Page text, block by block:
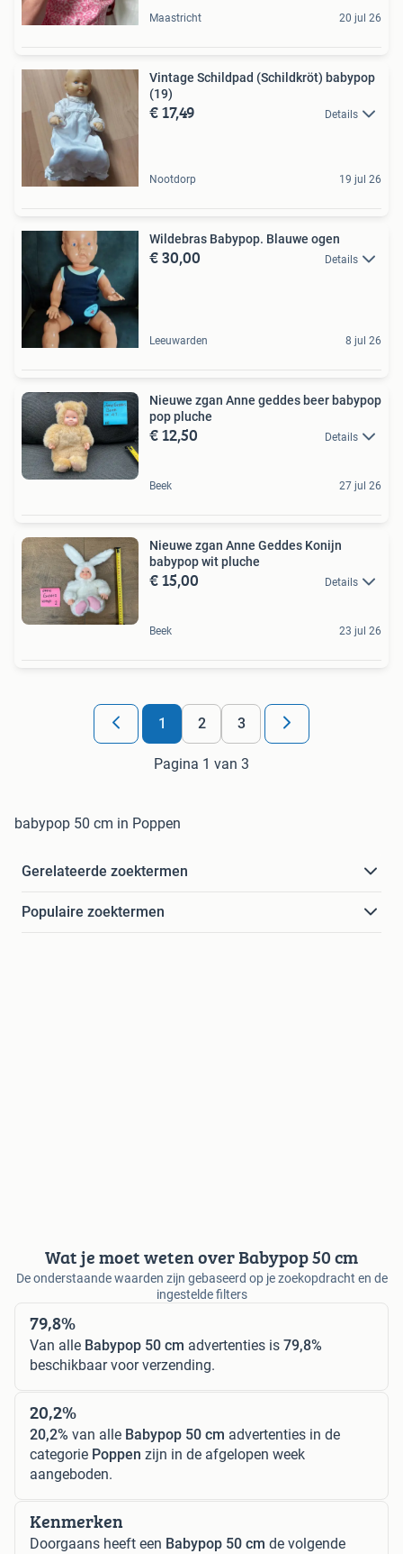
Maastricht 20 jul 26
Vintage Schildpad (Schildkröt) babypop
(19)
€ 17,49 Details
Nootdorp 19 jul 26
Wildebras Babypop. Blauwe ogen
€ 30,00 Details
Leeuwarden 8 jul 26
Nieuwe zgan Anne geddes beer babypop
pop pluche
€ 12,50 Details
Beek 27 jul 26
Nieuwe zgan Anne Geddes Konijn
babypop wit pluche
€ 15,00 Details
Beek 23 jul 26
1 2 3
Pagina 1 van 3
babypop 50 cm in Poppen
Gerelateerde zoektermen
Populaire zoektermen
Wat je moet weten over Babypop 50 cm
De onderstaande waarden zijn gebaseerd op je zoekopdracht en de
ingestelde filters
79,8%
Van alle Babypop 50 cm advertenties is 79,8%
beschikbaar voor verzending.
20,2%
20,2% van alle Babypop 50 cm advertenties in de
categorie Poppen zijn in de afgelopen week
aangeboden.
Kenmerken
Doorgaans heeft een Babypop 50 cm de volgende